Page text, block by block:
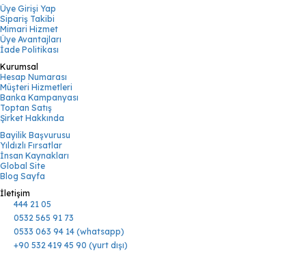
Üye Girişi Yap
Sipariş Takibi
Mimari Hizmet
Üye Avantajları
İade Politikası
Kurumsal
Hesap Numarası
Müşteri Hizmetleri
Banka Kampanyası
Toptan Satış
Şirket Hakkında
Bayilik Başvurusu
Yıldızlı Fırsatlar
İnsan Kaynakları
Global Site
Blog Sayfa
İletişim
444 21 05
0532 565 91 73
0533 063 94 14 (whatsapp)
+90 532 419 45 90 (yurt dışı)